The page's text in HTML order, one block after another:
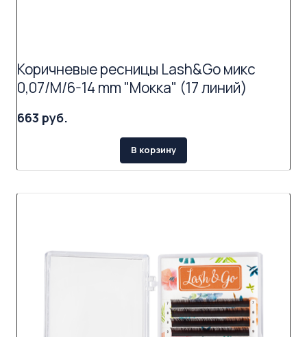
Коричневые ресницы Lash&Go микс
0,07/M/6-14 mm "Мокка" (17 линий)
663 руб.
В корзину